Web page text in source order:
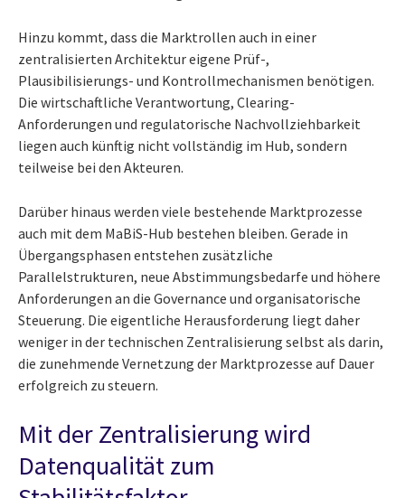
Hinzu kommt, dass die Marktrollen auch in einer
zentralisierten Architektur eigene Prüf-,
Plausibilisierungs- und Kontrollmechanismen benötigen.
Die wirtschaftliche Verantwortung, Clearing-
Anforderungen und regulatorische Nachvollziehbarkeit
liegen auch künftig nicht vollständig im Hub, sondern
teilweise bei den Akteuren.
Darüber hinaus werden viele bestehende Marktprozesse
auch mit dem MaBiS-Hub bestehen bleiben. Gerade in
Übergangsphasen entstehen zusätzliche
Parallelstrukturen, neue Abstimmungsbedarfe und höhere
Anforderungen an die Governance und organisatorische
Steuerung. Die eigentliche Herausforderung liegt daher
weniger in der technischen Zentralisierung selbst als darin,
die zunehmende Vernetzung der Marktprozesse auf Dauer
erfolgreich zu steuern.
Mit der Zentralisierung wird
Datenqualität zum